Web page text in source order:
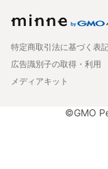
特定商取引法に基づく表
広告識別子の取得・利用
メディアキット
©GMO